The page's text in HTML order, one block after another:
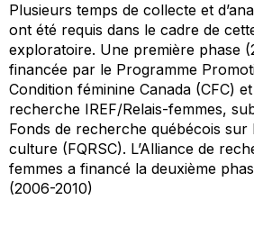
Plusieurs temps de collecte et
ont été requis dans le cadre de
exploratoire. Une première phase
financée par le Programme
Condition féminine Canada (CFC)
recherche IREF/Relais-femmes,
Fonds de recherche québécois sur
culture (FQRSC). L’Alliance de
femmes a financé la deuxième
(2006-2010)